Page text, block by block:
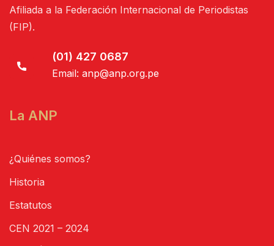
Afiliada a la Federación Internacional de Periodistas
(FIP).
(01) 427 0687
Email: anp@anp.org.pe
La ANP
¿Quiénes somos?
Historia
Estatutos
CEN 2021 – 2024